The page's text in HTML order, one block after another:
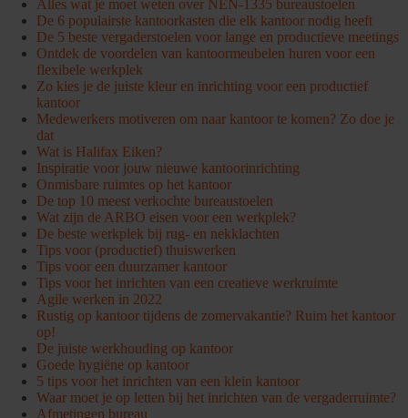
Alles wat je moet weten over NEN-1335 bureaustoelen
De 6 populairste kantoorkasten die elk kantoor nodig heeft
De 5 beste vergaderstoelen voor lange en productieve meetings
Ontdek de voordelen van kantoormeubelen huren voor een
flexibele werkplek
Zo kies je de juiste kleur en inrichting voor een productief
kantoor
Medewerkers motiveren om naar kantoor te komen? Zo doe je
dat
Wat is Halifax Eiken?
Inspiratie voor jouw nieuwe kantoorinrichting
Onmisbare ruimtes op het kantoor
De top 10 meest verkochte bureaustoelen
Wat zijn de ARBO eisen voor een werkplek?
De beste werkplek bij rug- en nekklachten
Tips voor (productief) thuiswerken
Tips voor een duurzamer kantoor
Tips voor het inrichten van een creatieve werkruimte
Agile werken in 2022
Rustig op kantoor tijdens de zomervakantie? Ruim het kantoor
op!
De juiste werkhouding op kantoor
Goede hygiëne op kantoor
5 tips voor het inrichten van een klein kantoor
Waar moet je op letten bij het inrichten van de vergaderruimte?
Afmetingen bureau